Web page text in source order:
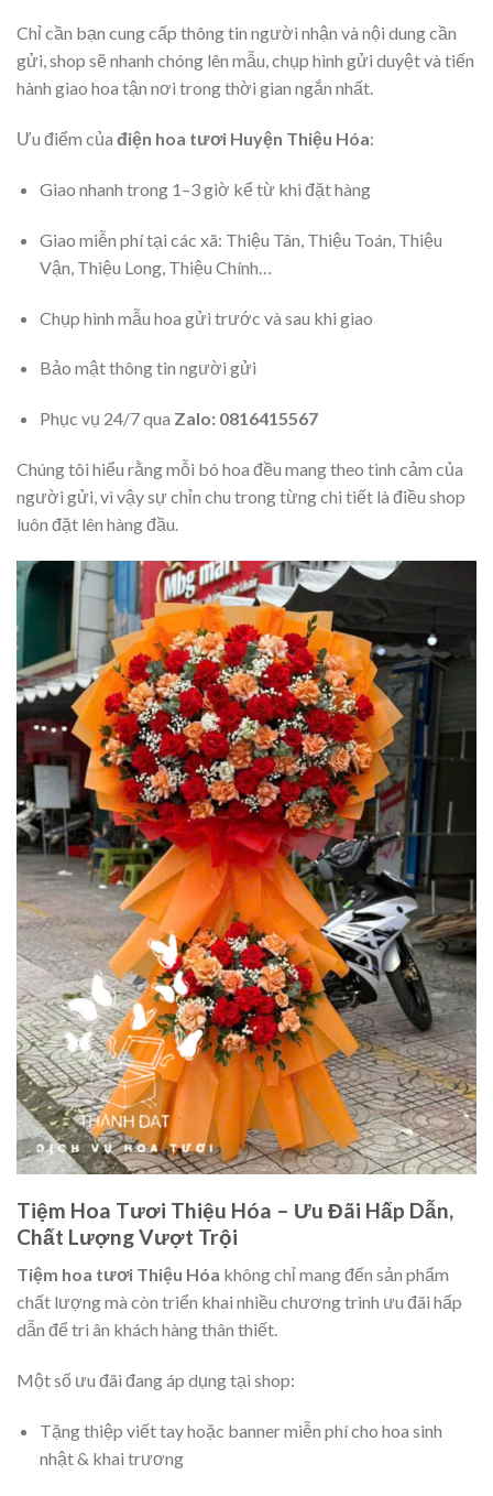
Chỉ cần bạn cung cấp thông tin người nhận và nội dung cần
gửi, shop sẽ nhanh chóng lên mẫu, chụp hình gửi duyệt và tiến
hành giao hoa tận nơi trong thời gian ngắn nhất.
Ưu điểm của điện hoa tươi Huyện Thiệu Hóa:
Giao nhanh trong 1–3 giờ kể từ khi đặt hàng
Giao miễn phí tại các xã: Thiệu Tân, Thiệu Toán, Thiệu
Vận, Thiệu Long, Thiệu Chính…
Chụp hình mẫu hoa gửi trước và sau khi giao
Bảo mật thông tin người gửi
Phục vụ 24/7 qua Zalo: 0816415567
Chúng tôi hiểu rằng mỗi bó hoa đều mang theo tình cảm của
người gửi, vì vậy sự chỉn chu trong từng chi tiết là điều shop
luôn đặt lên hàng đầu.
Tiệm Hoa Tươi Thiệu Hóa – Ưu Đãi Hấp Dẫn,
Chất Lượng Vượt Trội
Tiệm hoa tươi Thiệu Hóa không chỉ mang đến sản phẩm
chất lượng mà còn triển khai nhiều chương trình ưu đãi hấp
dẫn để tri ân khách hàng thân thiết.
Một số ưu đãi đang áp dụng tại shop:
Tặng thiệp viết tay hoặc banner miễn phí cho hoa sinh
nhật & khai trương